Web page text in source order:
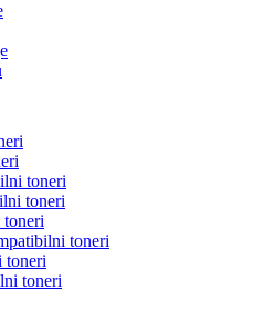
toneri
toneri
toneri
toneri
toneri